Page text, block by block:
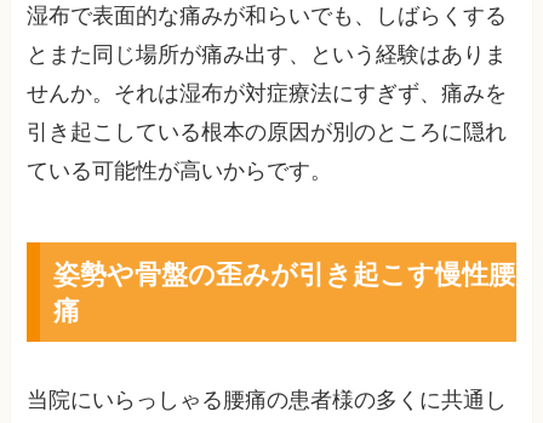
湿布で表面的な痛みが和らいでも、しばらくする
とまた同じ場所が痛み出す、という経験はありま
せんか。それは湿布が対症療法にすぎず、痛みを
引き起こしている根本の原因が別のところに隠れ
ている可能性が高いからです。
姿勢や骨盤の歪みが引き起こす慢性腰
痛
当院にいらっしゃる腰痛の患者様の多くに共通し